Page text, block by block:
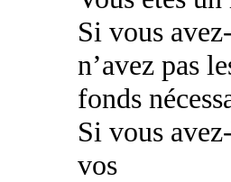
Si vous
n’avez pas
fonds
Si vous
vos